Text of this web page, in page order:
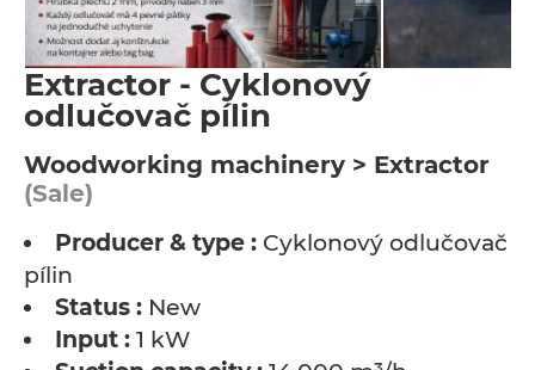
Extractor - Cyklonový
odlučovač pílin
Woodworking machinery > Extractor
(Sale)
Producer & type : Cyklonový odlučovač
pílin
Status : New
Input : 1 kW